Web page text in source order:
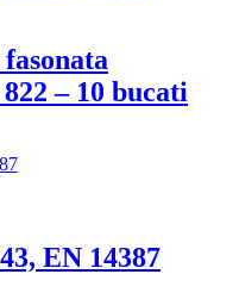
– 10 bucati
EN 14387